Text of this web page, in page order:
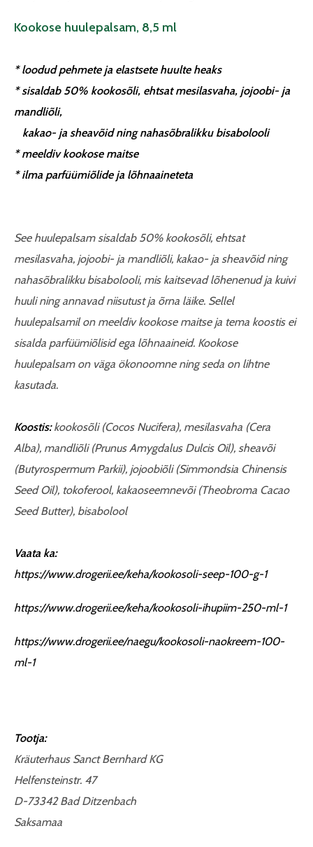
Kookose huulepalsam, 8,5 ml
* loodud pehmete ja elastsete huulte heaks
* sisaldab 50% kookosõli, ehtsat mesilasvaha, jojoobi- ja
mandliõli,
kakao- ja sheavõid ning nahasõbralikku bisabolooli
* meeldiv kookose maitse
* ilma parfüümiõlide ja lõhnaaineteta
See huulepalsam sisaldab 50% kookosõli, ehtsat
mesilasvaha, jojoobi- ja mandliõli, kakao- ja sheavõid ning
nahasõbralikku bisabolooli, mis kaitsevad lõhenenud ja kuivi
huuli ning annavad niisutust ja õrna läike. Sellel
huulepalsamil on meeldiv kookose maitse ja tema koostis ei
sisalda parfüümiõlisid ega lõhnaaineid. Kookose
huulepalsam on väga ökonoomne ning seda on lihtne
kasutada.
Koostis: kookosõli (Cocos Nucifera), mesilasvaha (Cera
Alba), mandliõli (Prunus Amygdalus Dulcis Oil), sheavõi
(Butyrospermum Parkii), jojoobiõli (Simmondsia Chinensis
Seed Oil), tokoferool, kakaoseemnevõi (Theobroma Cacao
Seed Butter), bisabolool
Vaata ka:
https://www.drogerii.ee/keha/kookosoli-seep-100-g-1
https://www.drogerii.ee/keha/kookosoli-ihupiim-250-ml-1
https://www.drogerii.ee/naegu/kookosoli-naokreem-100-
ml-1
Tootja:
Kräuterhaus Sanct Bernhard KG
Helfensteinstr. 47
D-73342 Bad Ditzenbach
Saksamaa